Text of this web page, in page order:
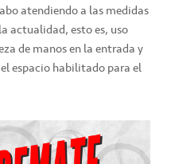
atendiendo a las medidas
actualidad, esto es, uso
de manos en la entrada y
espacio habilitado para el